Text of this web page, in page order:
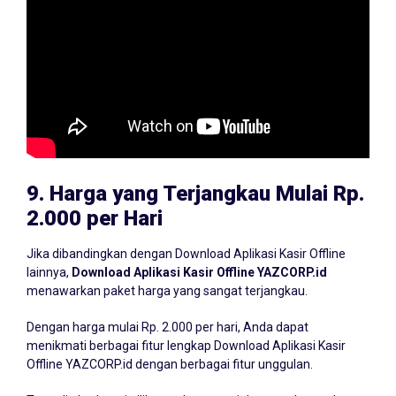
9. Harga yang Terjangkau Mulai Rp.
2.000 per Hari
Jika dibandingkan dengan Download Aplikasi Kasir Offline
lainnya, Download Aplikasi Kasir Offline YAZCORP.id
menawarkan paket harga yang sangat terjangkau.
Dengan harga mulai Rp. 2.000 per hari, Anda dapat
menikmati berbagai fitur lengkap Download Aplikasi Kasir
Offline YAZCORP.id dengan berbagai fitur unggulan.